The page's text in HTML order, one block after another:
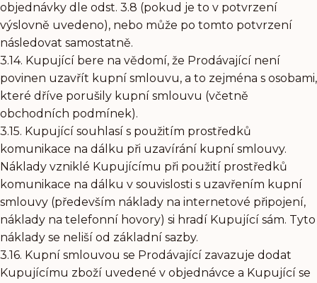
objednávky dle odst. 3.8 (pokud je to v potvrzení
výslovně uvedeno), nebo může po tomto potvrzení
následovat samostatně.
3.14. Kupující bere na vědomí, že Prodávající není
povinen uzavřít kupní smlouvu, a to zejména s osobami,
které dříve porušily kupní smlouvu (včetně
obchodních podmínek).
3.15. Kupující souhlasí s použitím prostředků
komunikace na dálku při uzavírání kupní smlouvy.
Náklady vzniklé Kupujícímu při použití prostředků
komunikace na dálku v souvislosti s uzavřením kupní
smlouvy (především náklady na internetové připojení,
náklady na telefonní hovory) si hradí Kupující sám. Tyto
náklady se neliší od základní sazby.
3.16. Kupní smlouvou se Prodávající zavazuje dodat
Kupujícímu zboží uvedené v objednávce a Kupující se